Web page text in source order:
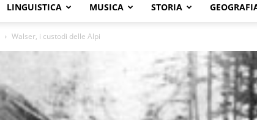
LINGUISTICA MUSICA STORIA
Walser, i custodi delle Alpi